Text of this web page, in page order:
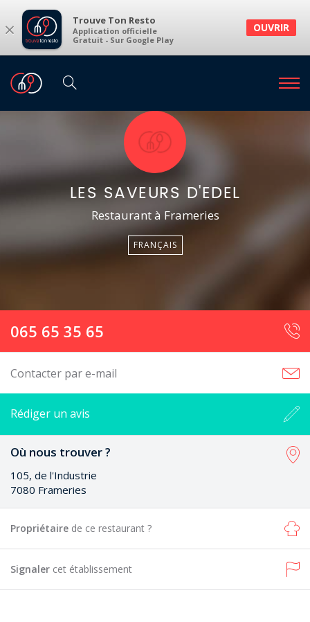
× Trouve Ton Resto
Application officielle
Gratuit - Sur Google Play
OUVRIR
LES SAVEURS D'EDEL
Restaurant à Frameries
FRANÇAIS
065 65 35 65
Contacter par e-mail
Rédiger un avis
Où nous trouver ?
105, de l'Industrie
7080 Frameries
Propriétaire de ce restaurant ?
Signaler cet établissement